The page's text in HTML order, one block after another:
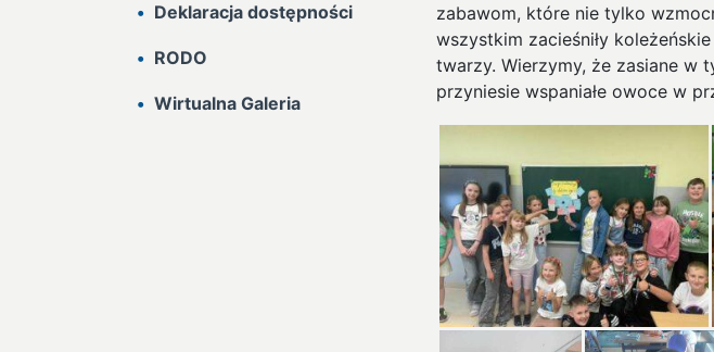
Deklaracja dostępności
RODO
Wirtualna Galeria
zabawom, które nie tylko
wszystkim zacieśniły
twarzy. Wierzymy, że zasiane w
przyniesie wspaniałe owoce w